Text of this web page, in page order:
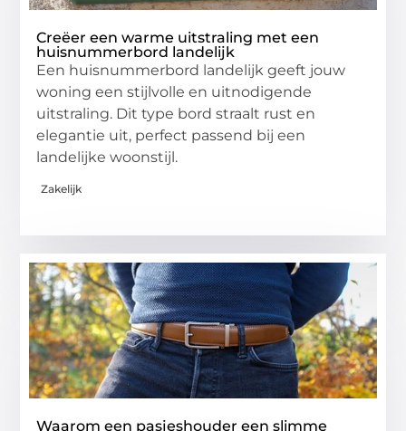
Creëer een warme uitstraling met een
huisnummerbord landelijk
Een huisnummerbord landelijk geeft jouw
woning een stijlvolle en uitnodigende
uitstraling. Dit type bord straalt rust en
elegantie uit, perfect passend bij een
landelijke woonstijl.
Zakelijk
Waarom een pasjeshouder een slimme